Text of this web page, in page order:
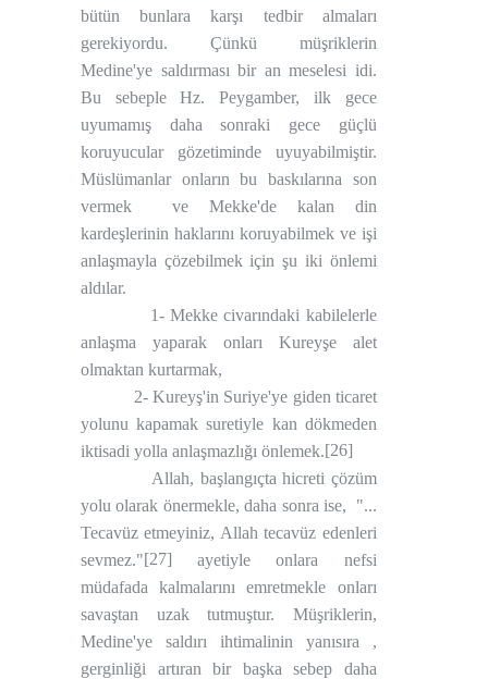
bütün bunlara karşı tedbir almaları
gerekiyordu. Çünkü müşriklerin
Medine'ye saldırması bir an meselesi idi.
Bu sebeple Hz. Peygamber, ilk gece
uyumamış daha sonraki gece güçlü
koruyucular gözetiminde uyuyabilmiştir.
Müslümanlar onların bu baskılarına son
vermek
ve Mekke'de kalan din
kardeşlerinin haklarını koruyabilmek ve işi
anlaşmayla çözebilmek için şu iki önlemi
aldılar.
1- Mekke civarındaki kabilelerle
anlaşma yaparak onları Kureyşe alet
olmaktan kurtarmak,
2- Kureyş'in Suriye'ye giden ticaret
yolunu kapamak suretiyle kan dökmeden
iktisadi yolla anlaşmazlığı önlemek.[26]
Allah, başlangıçta hicreti çözüm
yolu olarak önermekle, daha sonra ise,
"...
Tecavüz etmeyiniz, Allah tecavüz edenleri
sevmez."[27] ayetiyle onlara nefsi
müdafada kalmalarını emretmekle onları
savaştan uzak tutmuştur. Müşriklerin,
Medine'ye saldırı ihtimalinin yanısıra ,
gerginliği artıran bir başka sebep daha